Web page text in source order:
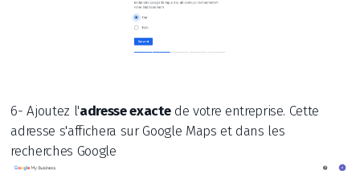
6- Ajoutez l'adresse exactede votre entreprise. Cette
adresse s'affichera sur Google Maps et dans les
recherches Google